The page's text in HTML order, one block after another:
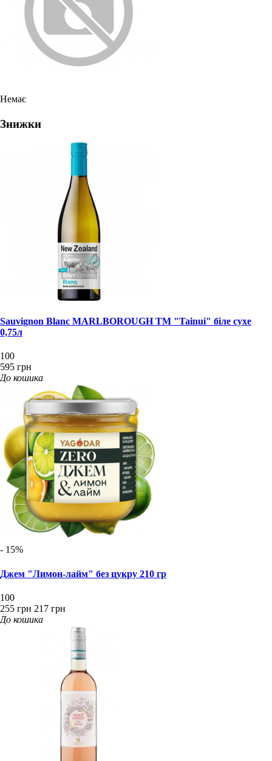
Немає
Знижки
Sauvignon Blanc MARLBOROUGH ТМ "Tainui" біле сухе
0,75л
100
595 грн
До кошика
- 15%
Джем "Лимон-лайм" без цукру 210 гр
100
255 грн 217 грн
До кошика